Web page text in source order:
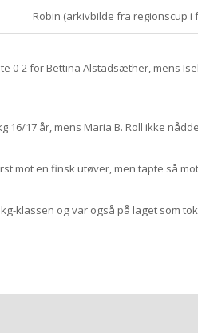
Robin (arkivbilde fra regionscup i
0-2 for Bettina Alstadsæther, mens
16/17 år, mens Maria B. Roll ikke
mot en finsk utøver, men tapte så
klassen og var også på laget som